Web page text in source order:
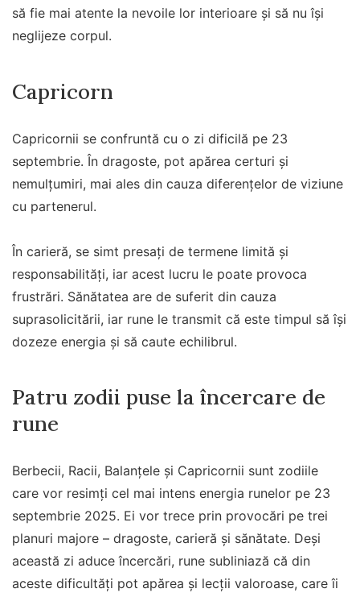
să fie mai atente la nevoile lor interioare și să nu își
neglijeze corpul.
Capricorn
Capricornii se confruntă cu o zi dificilă pe 23
septembrie. În dragoste, pot apărea certuri și
nemulțumiri, mai ales din cauza diferențelor de viziune
cu partenerul.
În carieră, se simt presați de termene limită și
responsabilități, iar acest lucru le poate provoca
frustrări. Sănătatea are de suferit din cauza
suprasolicitării, iar rune le transmit că este timpul să își
dozeze energia și să caute echilibrul.
Patru zodii puse la încercare de
rune
Berbecii, Racii, Balanțele și Capricornii sunt zodiile
care vor resimți cel mai intens energia runelor pe 23
septembrie 2025. Ei vor trece prin provocări pe trei
planuri majore – dragoste, carieră și sănătate. Deși
această zi aduce încercări, rune subliniază că din
aceste dificultăți pot apărea și lecții valoroase, care îi